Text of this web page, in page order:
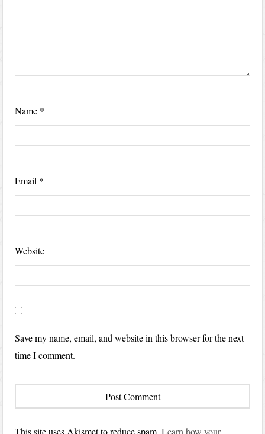
Name *
Email *
Website
Save my name, email, and website in this browser for the next
time I comment.
This site uses Akismet to reduce spam.Learn how your